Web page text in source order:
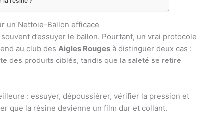
un Nettoie-Ballon efficace
d’essuyer le ballon. Pourtant, un vrai protocole
au club des Aigles Rouges à distinguer deux cas :
des produits ciblés, tandis que la saleté se retire
: essuyer, dépoussiérer, vérifier la pression et
que la résine devienne un film dur et collant.